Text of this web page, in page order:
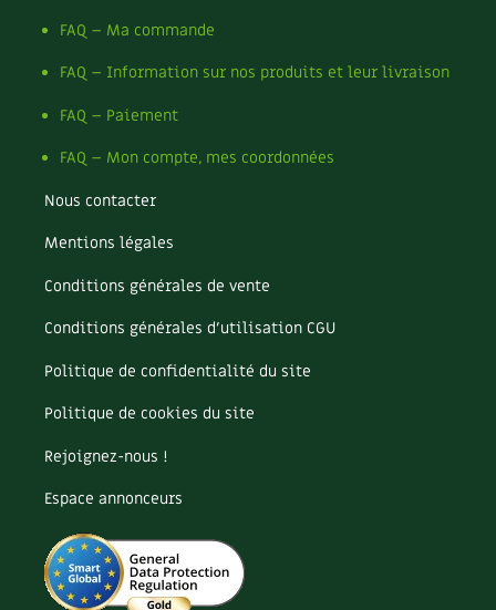
Poireau
Pollinisation
Pollution
Pomme
Potager
Potager en lasagnes
Poules
Prairie fleurie
Purin
Recette
Récup'
Réparation
Reproduction
Restauration
Rocaille
Ronce (ou mûre de jardin)
Roquette
FAQ – Ma commande
FAQ – Information sur nos produits et leur livraison
FAQ – Paiement
FAQ – Mon compte, mes coordonnées
Nous contacter
Mentions légales
Conditions générales de vente
Conditions générales d’utilisation CGU
Politique de confidentialité du site
Politique de cookies du site
Rejoignez-nous !
Espace annonceurs